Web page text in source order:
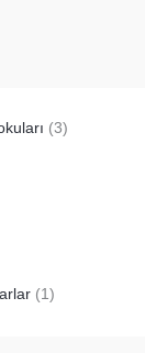
(3)
(1)